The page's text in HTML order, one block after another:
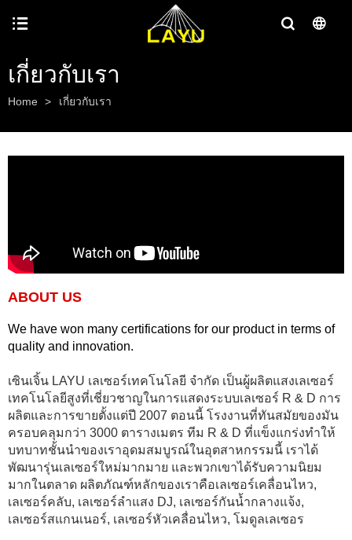
เกี่ยวกับเรา
Home > เกี่ยวกับเรา
ABOUT US
We have won many certifications for our product in terms of
quality and innovation.
เซินเจิ้น LAYU เลเซอร์เทคโนโลยี จำกัด เป็นผู้ผลิตแสงเลเซอร์
เทคโนโลยีสูงที่เชี่ยวชาญในการแสดงระบบเลเซอร์ R & D การ
ผลิตและการขายตั้งแต่ปี 2007 ตอนนี้ โรงงานที่ทันสมัยของมัน
ครอบคลุมกว่า 3000 ตารางเมตร ทีม R & D ที่แข็งแกร่งทำให้
บทบาทชั้นนําของเราอุดมสมบูรณ์ในอุตสาหกรรมนี้ เราได้
พัฒนารุ่นเลเซอร์ใหม่มากมาย และพวกเขาได้รับความนิยม
มากในตลาด ผลิตภัณฑ์หลักของเราคือเลเซอร์เคลื่อนไหว,
เลเซอร์คลับ, เลเซอร์ลำแสง DJ, เลเซอร์กันน้ำกลางแจ้ง,
เลเซอร์สแกนเนอร์, เลเซอร์หัวเคลื่อนไหว, โมดูลเลเซอร